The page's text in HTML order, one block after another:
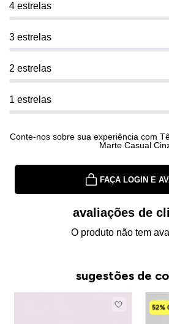
4 estrelas
3 estrelas
2 estrelas
1 estrelas
Conte-nos sobre sua experiência com
Marte Casual
FAÇA LOGIN E
avaliações de
O produto não tem
sugestões de
52%